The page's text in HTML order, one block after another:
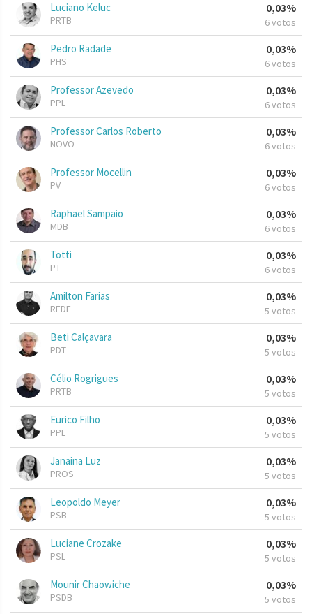
Luciano Keluc
PRTB
0,03%
6 votos
Pedro Radade
PHS
0,03%
6 votos
Professor Azevedo
PPL
0,03%
6 votos
Professor Carlos Roberto
NOVO
0,03%
6 votos
Professor Mocellin
PV
0,03%
6 votos
Raphael Sampaio
MDB
0,03%
6 votos
Totti
PT
0,03%
6 votos
Amilton Farias
REDE
0,03%
5 votos
Beti Calçavara
PDT
0,03%
5 votos
Célio Rogrigues
PRTB
0,03%
5 votos
Eurico Filho
PPL
0,03%
5 votos
Janaina Luz
PROS
0,03%
5 votos
Leopoldo Meyer
PSB
0,03%
5 votos
Luciane Crozake
PSL
0,03%
5 votos
Mounir Chaowiche
PSDB
0,03%
5 votos